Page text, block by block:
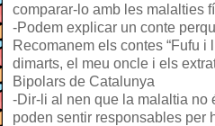
comparar-lo amb les malalties
-Podem explicar un conte
Recomanem els contes “Fufu i
dimarts, el meu oncle i els
Bipolars de Catalunya
-Dir-li al nen que la malaltia no
poden sentir responsables per